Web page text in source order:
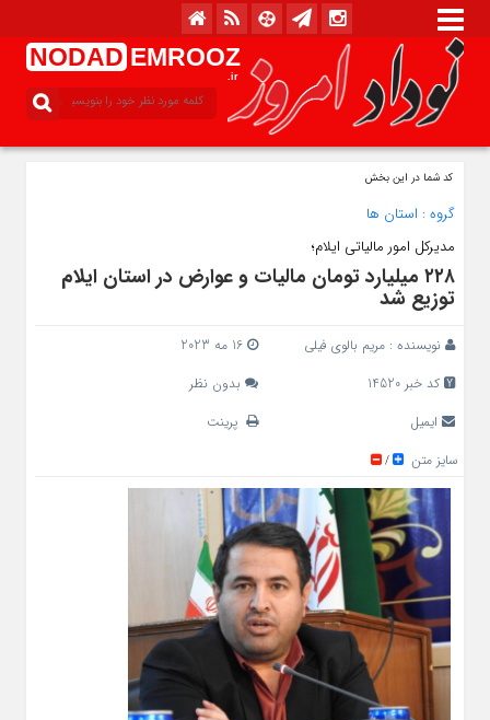
NODAD EMROOZ
.ir
کد شما در این بخش
گروه : استان ها
مدیرکل امور مالیاتی ایلام؛
۲۲۸ میلیارد تومان مالیات و عوارض در استان ایلام
توزیع شد
نویسنده : مریم بالوی فیلی
16 مه 2023
کد خبر 14520
بدون نظر
ایمیل
پرینت
سایز متن
/